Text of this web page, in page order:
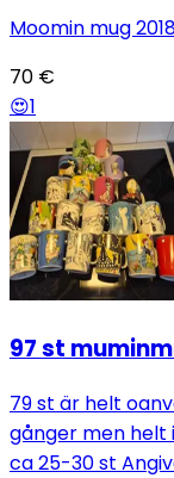
Moomin mug
70 €
😍1
97 st
79 st är helt
gånger men
ca 25-30 st